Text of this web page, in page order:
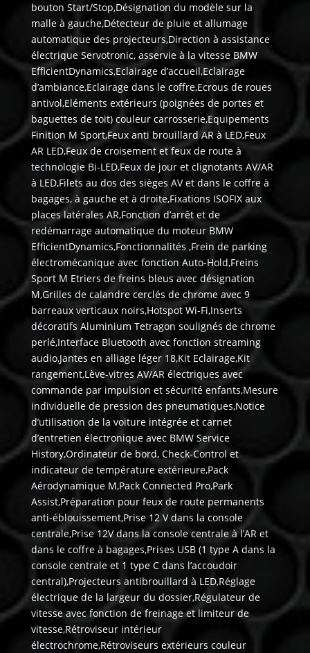
bouton Start/Stop,Désignation du modèle sur la
malle à gauche,Détecteur de pluie et allumage
automatique des projecteurs,Direction à assistance
électrique Servotronic, asservie à la vitesse BMW
EfficientDynamics,Eclairage d’accueil,Eclairage
d’ambiance,Eclairage dans le coffre,Ecrous de roues
antivol,Eléments extérieurs (poignées de portes et
baguettes de toit) couleur carrosserie,Equipements
Finition M Sport,Feux anti brouillard AR à LED,Feux
AR LED,Feux de croisement et feux de route à
technologie Bi-LED,Feux de jour et clignotants AV/AR
à LED,Filets au dos des sièges AV et dans le coffre à
bagages, à gauche et à droite,Fixations ISOFIX aux
places latérales AR,Fonction d’arrêt et de
redémarrage automatique du moteur BMW
EfficientDynamics,Fonctionnalités ,Frein de parking
électromécanique avec fonction Auto-Hold,Freins
Sport M Etriers de freins bleus avec désignation
M,Grilles de calandre cerclés de chrome avec 9
barreaux verticaux noirs,Hotspot Wi-Fi,Inserts
décoratifs Aluminium Tetragon soulignés de chrome
perlé,Interface Bluetooth avec fonction streaming
audio,Jantes en alliage léger 18,Kit Eclairage,Kit
rangement,Lève-vitres AV/AR électriques avec
commande par impulsion et sécurité enfants,Mesure
individuelle de pression des pneumatiques,Notice
d’utilisation de la voiture intégrée et carnet
d’entretien électronique avec BMW Service
History,Ordinateur de bord, Check-Control et
indicateur de température extérieure,Pack
Aérodynamique M,Pack Connected Pro,Park
Assist,Préparation pour feux de route permanents
anti-éblouissement,Prise 12 V dans la console
centrale,Prise 12V dans la console centrale à l’AR et
dans le coffre à bagages,Prises USB (1 type A dans la
console centrale et 1 type C dans l’accoudoir
central),Projecteurs antibrouillard à LED,Réglage
électrique de la largeur du dossier,Régulateur de
vitesse avec fonction de freinage et limiteur de
vitesse,Rétroviseur intérieur
électrochrome,Rétroviseurs extérieurs couleur